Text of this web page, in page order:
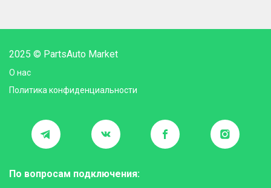
2025 © PartsAuto Market
О нас
Политика конфиденциальности
По вопросам подключения: